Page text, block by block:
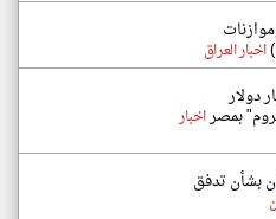
اخبار العراق
: 29.7 مليار دولار
بمصراخبار
بشأن تدفق